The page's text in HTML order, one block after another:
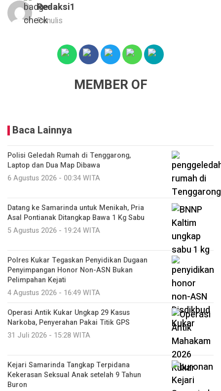
Redaksi1
Penulis
MEMBER OF
Baca Lainnya
Polisi Geledah Rumah di Tenggarong,
Laptop dan Dua Map Dibawa
6 Agustus 2026 - 00:34 WITA
Datang ke Samarinda untuk Menikah, Pria
Asal Pontianak Ditangkap Bawa 1 Kg Sabu
5 Agustus 2026 - 19:24 WITA
Polres Kukar Tegaskan Penyidikan Dugaan
Penyimpangan Honor Non-ASN Bukan
Pelimpahan Kejati
4 Agustus 2026 - 16:49 WITA
Operasi Antik Kukar Ungkap 29 Kasus
Narkoba, Penyerahan Pakai Titik GPS
31 Juli 2026 - 15:28 WITA
Kejari Samarinda Tangkap Terpidana
Kekerasan Seksual Anak setelah 9 Tahun
Buron